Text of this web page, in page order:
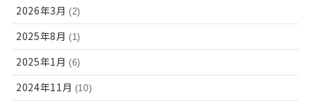
2026年3月 (2)
2025年8月 (1)
2025年1月 (6)
2024年11月 (10)